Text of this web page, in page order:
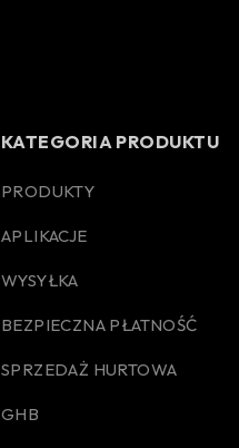
KATEGORIA PRODUKTU
PRODUKTY
APLIKACJE
WYSYŁKA
BEZPIECZNA PŁATNOŚĆ
SPRZEDAŻ HURTOWA
GHB